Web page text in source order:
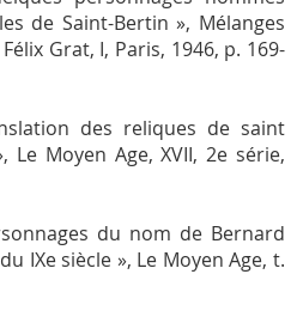
de Saint-Bertin », Mélanges
Grat, I, Paris, 1946, p. 169-
des reliques de saint
Le Moyen Age, XVII, 2e série,
du nom de Bernard
IXe siècle », Le Moyen Age, t.